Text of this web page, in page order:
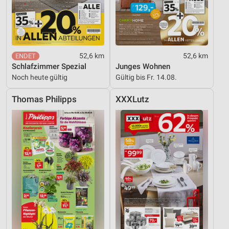
52,6 km
Schlafzimmer Spezial
Noch heute gültig
52,6 km
Junges Wohnen
Gültig bis Fr. 14.08.
Thomas Philipps XXXLutz
Funktional
Werbung